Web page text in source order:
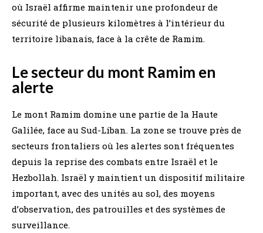
où Israël affirme maintenir une profondeur de
sécurité de plusieurs kilomètres à l’intérieur du
territoire libanais, face à la crête de Ramim.
Le secteur du mont Ramim en
alerte
Le mont Ramim domine une partie de la Haute
Galilée, face au Sud-Liban. La zone se trouve près de
secteurs frontaliers où les alertes sont fréquentes
depuis la reprise des combats entre Israël et le
Hezbollah. Israël y maintient un dispositif militaire
important, avec des unités au sol, des moyens
d’observation, des patrouilles et des systèmes de
surveillance.